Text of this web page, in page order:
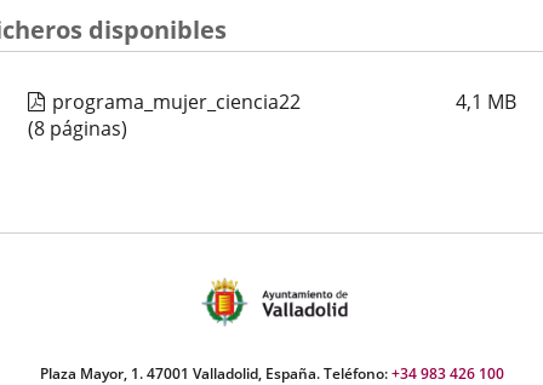
disponibles
programa_mujer_ciencia22 4,1 MB
(8 páginas)
Plaza Mayor, 1. 47001 Valladolid, España. Teléfono:+34 983 426 100